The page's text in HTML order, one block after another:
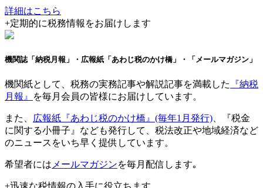
詳細はこちら
+定期的に税務情報をお届けします
機関誌「納税月報」・広報紙「あわじ税のかけ橋」 ・「メールマガジン」
機関紙として、税務の実務記事や解説記事を満載した
『納税
月報』
を毎月会員の皆様にお届けしています。
また、 広報紙『あわじ税のかけ橋』(毎年1月発行) 、『税金
に関する小冊子』なども発行して、税法改正や地域経済など
のニュースをいち早く提供しています。
希望者には メールマガジンを毎月配信します｡
+迅速な税情報の入手に役立ちます